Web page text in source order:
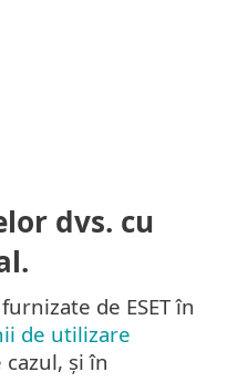
dvs. cu
de ESET în
de utilizare
cazul, și în